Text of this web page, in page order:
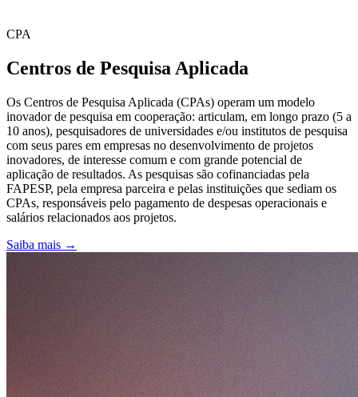
CPA
Centros de Pesquisa Aplicada
Os Centros de Pesquisa Aplicada (CPAs) operam um modelo
inovador de pesquisa em cooperação: articulam, em longo prazo (5 a
10 anos), pesquisadores de universidades e/ou institutos de pesquisa
com seus pares em empresas no desenvolvimento de projetos
inovadores, de interesse comum e com grande potencial de
aplicação de resultados. As pesquisas são cofinanciadas pela
FAPESP, pela empresa parceira e pelas instituições que sediam os
CPAs, responsáveis pelo pagamento de despesas operacionais e
salários relacionados aos projetos.
Saiba mais →